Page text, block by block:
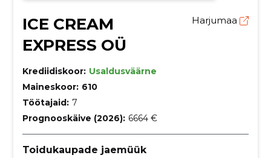
ICE CREAM
EXPRESS OÜ
Harjumaa
Krediidiskoor: Usaldusväärne
Maineskoor: 610
Töötajaid: 7
Prognooskäive (2026): 6664 €
Toidukaupade jaemüük